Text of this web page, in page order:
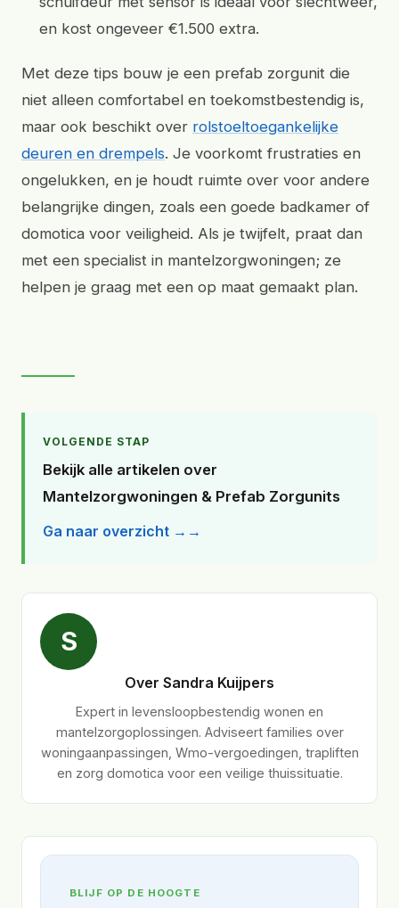
en kost ongeveer €1.500 extra.
Met deze tips bouw je een prefab zorgunit die
niet alleen comfortabel en toekomstbestendig is,
maar ook beschikt over rolstoeltoegankelijke
deuren en drempels. Je voorkomt frustraties en
ongelukken, en je houdt ruimte over voor andere
belangrijke dingen, zoals een goede badkamer of
domotica voor veiligheid. Als je twijfelt, praat dan
met een specialist in mantelzorgwoningen; ze
helpen je graag met een op maat gemaakt plan.
VOLGENDE STAP
Bekijk alle artikelen over
Mantelzorgwoningen & Prefab Zorgunits
Ga naar overzicht →
S
Over Sandra Kuijpers
Expert in levensloopbestendig wonen en
mantelzorgoplossingen. Adviseert families over
woningaanpassingen, Wmo-vergoedingen, trapliften
en zorg domotica voor een veilige thuissituatie.
BLIJF OP DE HOOGTE